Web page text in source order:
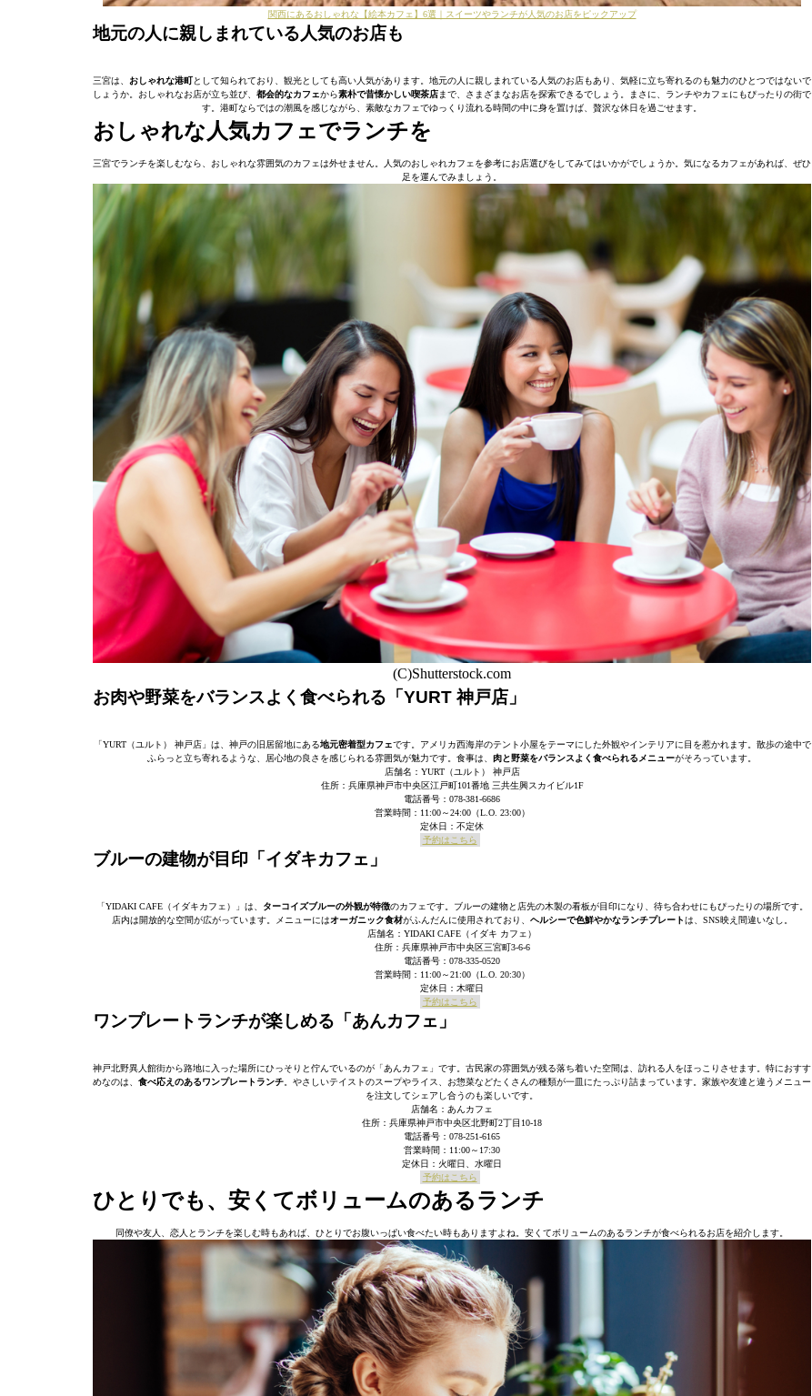
関西にあるおしゃれな【絵本カフェ】6選｜スイーツやランチが人気のお店をピックアップ
地元の人に親しまれている人気のお店も
三宮は、 おしゃれな港町として知られており、観光としても高い人気があります。地元の人に親しまれている人気のお店もあり、気軽に立ち寄れるのも魅力のひとつではないで
しょうか。おしゃれなお店が立ち並び、 都会的なカフェから素朴で昔懐かしい喫茶店まで、さまざまなお店を探索できるでしょう。まさに、ランチやカフェにもぴったりの街で
す。港町ならではの潮風を感じながら、素敵なカフェでゆっくり流れる時間の中に身を置けば、贅沢な休日を過ごせます。
おしゃれな人気カフェでランチを
三宮でランチを楽しむなら、おしゃれな雰囲気のカフェは外せません。人気のおしゃれカフェを参考にお店選びをしてみてはいかがでしょうか。気になるカフェがあれば、ぜひ
足を運んでみましょう。
(C)Shutterstock.com
お肉や野菜をバランスよく食べられる「YURT 神戸店」
「YURT（ユルト） 神戸店」は、神戸の旧居留地にある地元密着型カフェです。アメリカ西海岸のテント小屋をテーマにした外観やインテリアに目を惹かれます。散歩の途中で
ふらっと立ち寄れるような、居心地の良さを感じられる雰囲気が魅力です。食事は、 肉と野菜をバランスよく食べられるメニューがそろっています。
店舗名：YURT（ユルト） 神戸店
住所：兵庫県神戸市中央区江戸町101番地 三共生興スカイビル1F
電話番号：078-381-6686
営業時間：11:00～24:00（L.O. 23:00）
定休日：不定休
予約はこちら
ブルーの建物が目印「イダキカフェ」
「YIDAKI CAFE（イダキカフェ）」は、 ターコイズブルーの外観が特徴のカフェです。ブルーの建物と店先の木製の看板が目印になり、待ち合わせにもぴったりの場所です。
店内は開放的な空間が広がっています。メニューにはオーガニック食材がふんだんに使用されており、 ヘルシーで色鮮やかなランチプレートは、SNS映え間違いなし。
店舗名：YIDAKI CAFE（イダキ カフェ）
住所：兵庫県神戸市中央区三宮町3-6-6
電話番号：078-335-0520
営業時間：11:00～21:00（L.O. 20:30）
定休日：木曜日
予約はこちら
ワンプレートランチが楽しめる「あんカフェ」
神戸北野異人館街から路地に入った場所にひっそりと佇んでいるのが「あんカフェ」です。古民家の雰囲気が残る落ち着いた空間は、訪れる人をほっこりさせます。特におすす
めなのは、 食べ応えのあるワンプレートランチ 。やさしいテイストのスープやライス、お惣菜などたくさんの種類が一皿にたっぷり詰まっています。家族や友達と違うメニュー
を注文してシェアし合うのも楽しいです。
店舗名：あんカフェ
住所：兵庫県神戸市中央区北野町2丁目10-18
電話番号：078-251-6165
営業時間：11:00～17:30
定休日：火曜日、水曜日
予約はこちら
ひとりでも、安くてボリュームのあるランチ
同僚や友人、恋人とランチを楽しむ時もあれば、ひとりでお腹いっぱい食べたい時もありますよね。安くてボリュームのあるランチが食べられるお店を紹介します。